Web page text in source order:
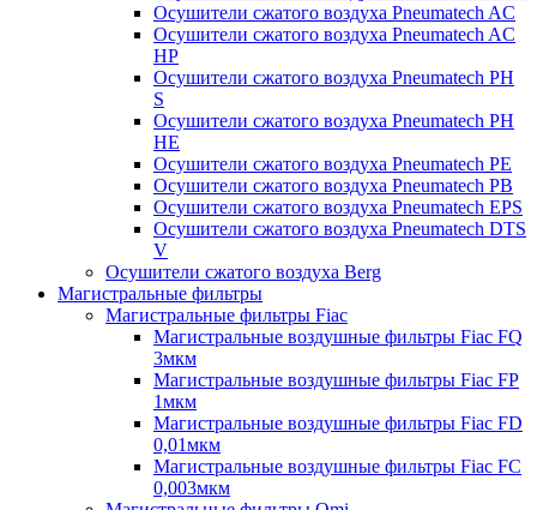
Осушители сжатого воздуха Pneumatech AC
Осушители сжатого воздуха Pneumatech AC
HP
Осушители сжатого воздуха Pneumatech PH
S
Осушители сжатого воздуха Pneumatech PH
HE
Осушители сжатого воздуха Pneumatech PE
Осушители сжатого воздуха Pneumatech PB
Осушители сжатого воздуха Pneumatech EPS
Осушители сжатого воздуха Pneumatech DTS
V
Осушители сжатого воздуха Berg
Магистральные фильтры
Магистральные фильтры Fiac
Магистральные воздушные фильтры Fiac FQ
3мкм
Магистральные воздушные фильтры Fiac FP
1мкм
Магистральные воздушные фильтры Fiac FD
0,01мкм
Магистральные воздушные фильтры Fiac FC
0,003мкм